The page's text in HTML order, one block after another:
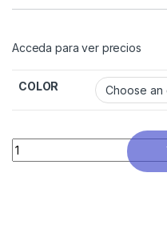
Acceda para ver precios
COLOR
Quantity